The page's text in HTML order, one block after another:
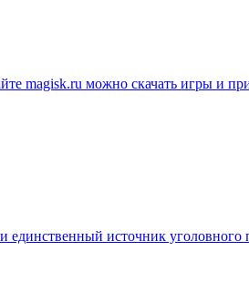
magisk.ru можно скачать игры и
источник уголовного